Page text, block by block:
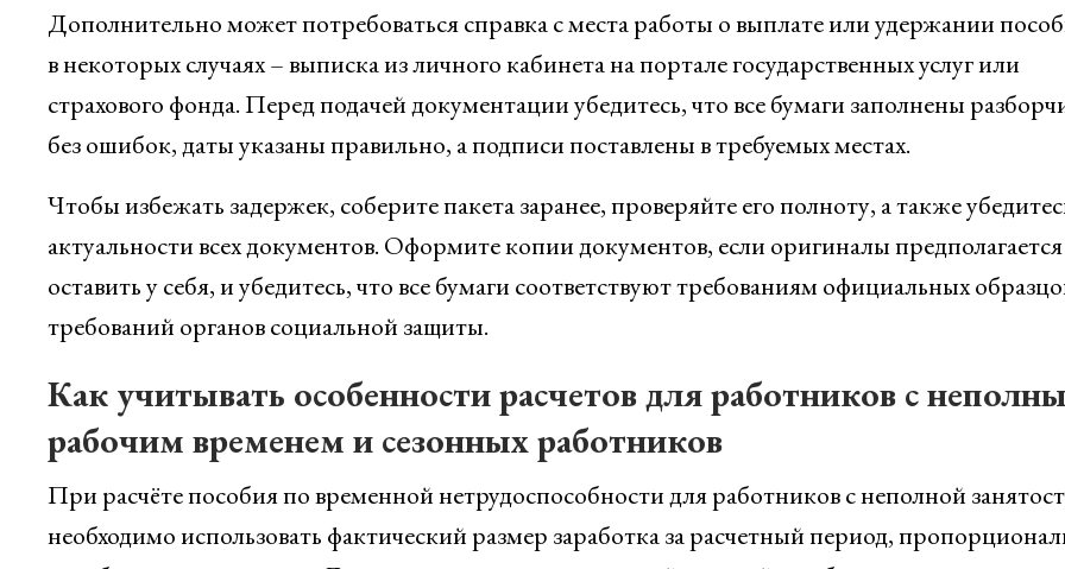
Дополнительно может потребоваться справка с места работы о выплате или удержании
в некоторых случаях – выписка из личного кабинета на портале государственных услуг или
страхового фонда. Перед подачей документации убедитесь, что все бумаги заполнены
без ошибок, даты указаны правильно, а подписи поставлены в требуемых местах.
Чтобы избежать задержек, соберите пакета заранее, проверяйте его полноту, а также
актуальности всех документов. Оформите копии документов, если оригиналы предполагается
оставить у себя, и убедитесь, что все бумаги соответствуют требованиям официальных
требований органов социальной защиты.
Как учитывать особенности расчетов для работников с
рабочим временем и сезонных работников
При расчёте пособия по временной нетрудоспособности для работников с неполной
необходимо использовать фактический размер заработка за расчетный период,